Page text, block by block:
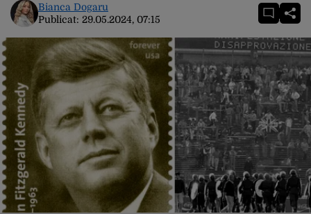
Bianca Dogaru
Publicat: 29.05.2024, 07:15